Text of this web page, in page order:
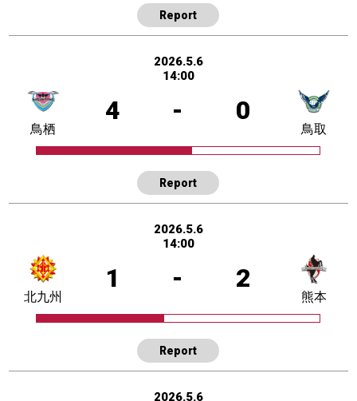
Report
2026.5.6
14:00
4 - 0
鳥栖 鳥取
Report
2026.5.6
14:00
1 - 2
北九州 熊本
Report
2026.5.6